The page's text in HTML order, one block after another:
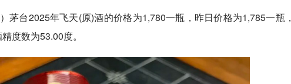
茅台2025年飞天(原)酒的价格为1,780一瓶，昨日价格为1,785一瓶，
度数为53.00度。